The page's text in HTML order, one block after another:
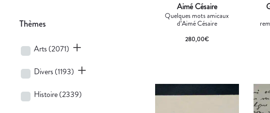
Aimé Césaire
Quelques mots amicaux
d’Aimé Césaire
280,00€
Thèmes
Arts (2071)
Divers (1193)
Histoire(2339)